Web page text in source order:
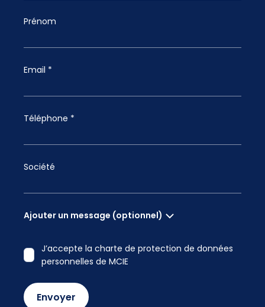
Prénom
Email *
Téléphone *
Société
Ajouter un message (optionnel)
J’accepte la charte de protection de données
personnelles de MCIE